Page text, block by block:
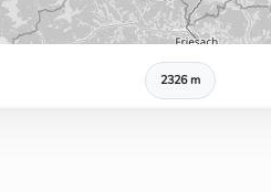
2326 m